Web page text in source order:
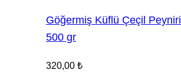
Göğermiş Küflü Çeçil Peyniri
500 gr
320,00 ₺